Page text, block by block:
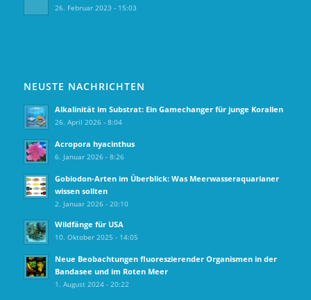
26. Februar 2023 - 15:03
NEUSTE NACHRICHTEN
Alkalinität im Substrat: Ein Gamechanger für junge Korallen
26. April 2026 - 8:04
Acropora hyacinthus
6. Januar 2026 - 8:26
Gobiodon‑Arten im Überblick: Was Meerwasseraquarianer
wissen sollten
2. Januar 2026 - 20:10
Wildfänge für USA
10. Oktober 2025 - 14:05
Neue Beobachtungen fluoreszierender Organismen in der
Bandasee und im Roten Meer
1. August 2024 - 20:22